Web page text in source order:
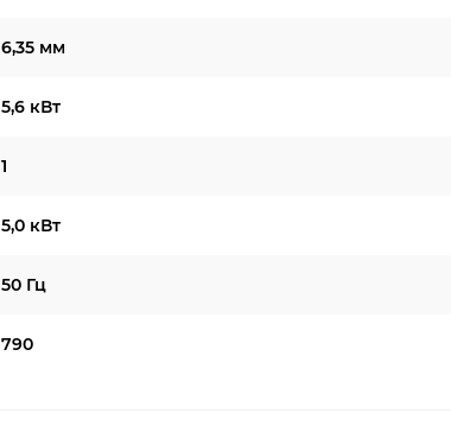
6,35 мм
5,6 кВт
1
5,0 кВт
50 Гц
790